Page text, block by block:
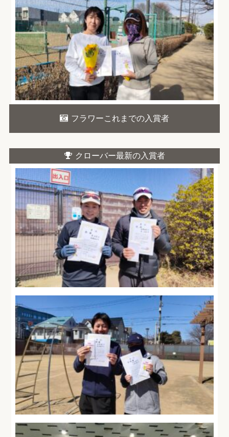
フラワーこれまでの入賞者
クローバー最新の入賞者